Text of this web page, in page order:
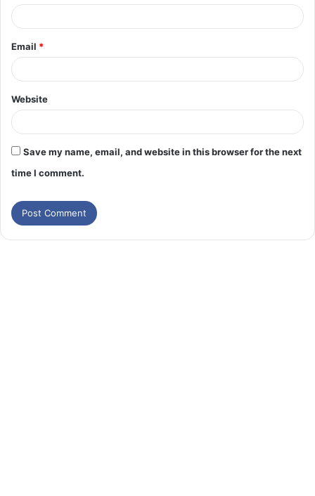
Email *
Website
Save my name, email, and website in this browser for the next
time I comment.